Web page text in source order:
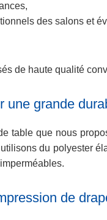
des salons et
de haute qualité
une grande
table que nous
du polyester
de